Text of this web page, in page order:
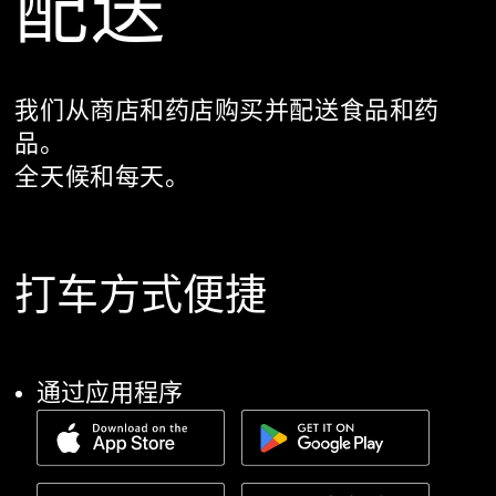
我们从商店和药店购买并配送食品和药
品。
全天候和每天。
打车方式便捷
通过应用程序